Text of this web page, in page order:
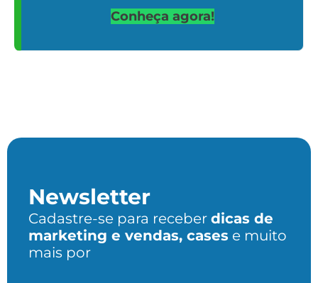
Conheça agora!
Newsletter
Cadastre-se para receber dicas de
marketing e vendas, cases e muito
mais por